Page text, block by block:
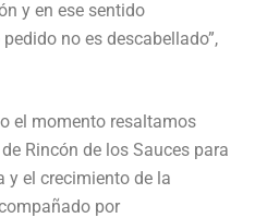
y en ese sentido
no es descabellado”,
el momento resaltamos
Rincón de los Sauces para
y el crecimiento de la
por